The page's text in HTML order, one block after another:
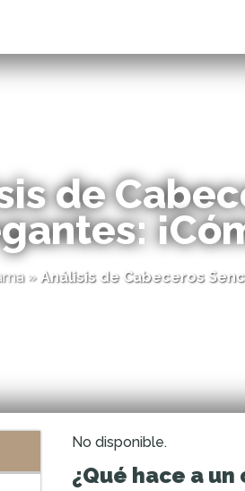
de
» Análisis de Cabeceros
No disponible.
¿Qué hace a